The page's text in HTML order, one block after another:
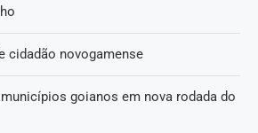
cidadão novogamense
goianos em nova rodada do